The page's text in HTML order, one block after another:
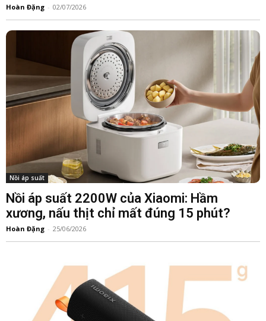
Hoàn Đặng - 02/07/2026
Nồi áp suất
Nồi áp suất 2200W của Xiaomi: Hầm
xương, nấu thịt chỉ mất đúng 15 phút?
Hoàn Đặng - 25/06/2026